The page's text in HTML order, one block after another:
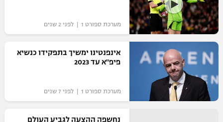
ליגת העל
גביע הטוטו
ליגיונרים
כדורגל עולמי
ליגת האלופות
ליגה אירופית
ליגה אנגלית
כדורסל ישראלי
ליגת ווינר סל
כדורסל עולמי
מערכת ספורט 1 | לפני 2 שנים
אינפנטינו ימשיך בתפקידו כנשיא
פיפ"א עד 2023
מערכת ספורט 1 | לפני 7 שנים
נחשפה ההצעה לגביע העולם